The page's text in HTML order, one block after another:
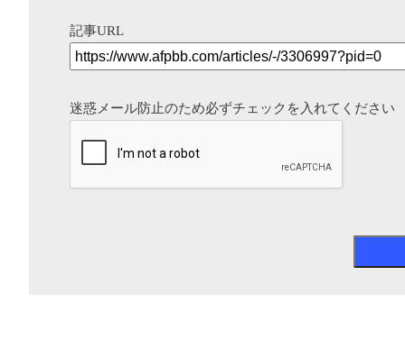
記事URL
迷惑メール防止のため必ずチェックを入れてください